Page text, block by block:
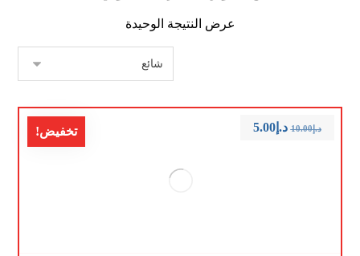
عرض النتيجة الوحيدة
تخفيض! د.إ10.00 د.إ5.00